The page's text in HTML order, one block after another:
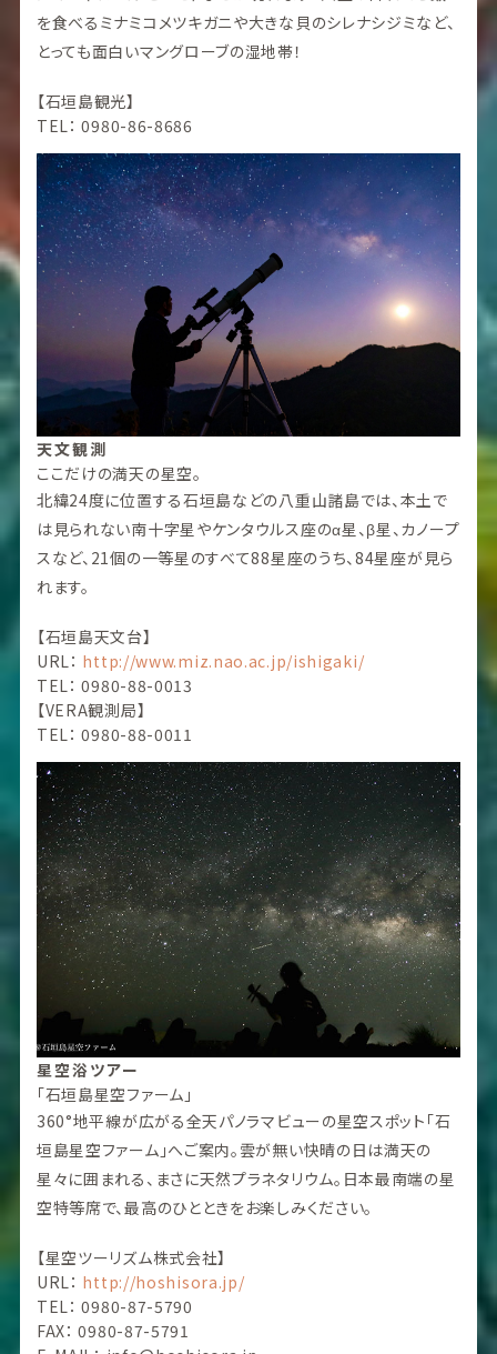
を食べるミナミコメツキガニや大きな貝のシレナシジミなど、
とっても面白いマングローブの湿地帯！
【石垣島観光】
TEL： 0980-86-8686
天文観測
ここだけの満天の星空。
北緯24度に位置する石垣島などの八重山諸島では、本土で
は見られない南十字星やケンタウルス座のα星、β星、カノープ
スなど、21個の一等星のすべて88星座のうち、84星座が見ら
れます。
【石垣島天文台】
URL： http://www.miz.nao.ac.jp/ishigaki/
TEL： 0980-88-0013
【VERA観測局】
TEL： 0980-88-0011
星空浴ツアー
「石垣島星空ファーム」
360°地平線が広がる全天パノラマビューの星空スポット「石
垣島星空ファーム」へご案内。雲が無い快晴の日は満天の
星々に囲まれる、まさに天然プラネタリウム。日本最南端の星
空特等席で、最高のひとときをお楽しみください。
【星空ツーリズム株式会社】
URL： http://hoshisora.jp/
TEL： 0980-87-5790
FAX： 0980-87-5791